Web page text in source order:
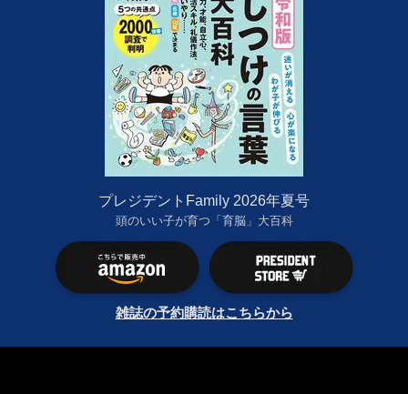
プレジデントFamily 2026年夏号
頭のいい子が育つ「育脳」大百科
雑誌の予約購読はこちらから